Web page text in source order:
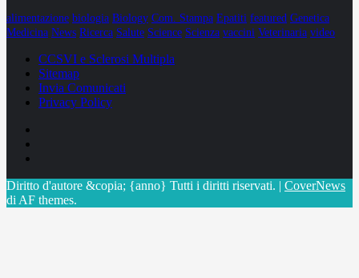
alimentazione biologia Biology Com. Stampa Epatiti featured Genetica
Medicina News Ricerca Salute Science Scienza vaccini Veterinaria video
CCSVI e Sclerosi Multipla
Sitemap
Invia Comunicati
Privacy Policy
Diritto d'autore &copia; {anno} Tutti i diritti riservati. | CoverNews
di AF themes.